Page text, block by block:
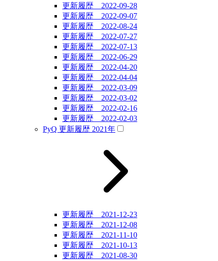
更新履歴 2022-09-28
更新履歴 2022-09-07
更新履歴 2022-08-24
更新履歴 2022-07-27
更新履歴 2022-07-13
更新履歴 2022-06-29
更新履歴 2022-04-20
更新履歴 2022-04-04
更新履歴 2022-03-09
更新履歴 2022-03-02
更新履歴 2022-02-16
更新履歴 2022-02-03
PyQ 更新履歴 2021年
更新履歴 2021-12-23
更新履歴 2021-12-08
更新履歴 2021-11-10
更新履歴 2021-10-13
更新履歴 2021-08-30